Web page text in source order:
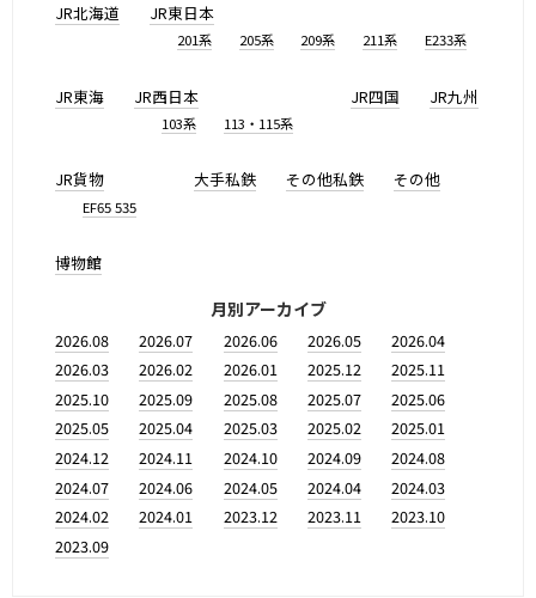
JR北海道 JR東日本
201系 205系 209系 211系 E233系
JR東海 JR西日本
103系 113・115系
JR四国 JR九州
JR貨物
EF65 535
大手私鉄 その他私鉄 その他
博物館
月別アーカイブ
2026.08 2026.07 2026.06 2026.05
2026.04
2026.03
2026.02 2026.01 2025.12
2025.11
2025.10
2025.09 2025.08 2025.07
2025.06
2025.05
2025.04 2025.03 2025.02
2025.01
2024.12
2024.11 2024.10 2024.09
2024.08
2024.07
2024.06 2024.05 2024.04
2024.03
2024.02
2024.01 2023.12 2023.11
2023.10
2023.09